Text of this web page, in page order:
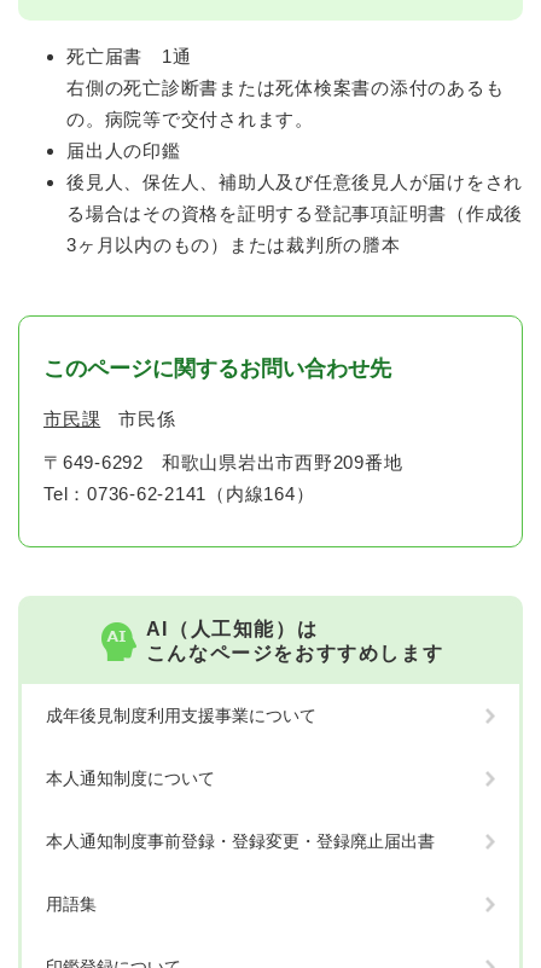
死亡届書 1通
右側の死亡診断書または死体検案書の添付のあるも
の。病院等で交付されます。
届出人の印鑑
後見人、保佐人、補助人及び任意後見人が届けをされ
る場合はその資格を証明する登記事項証明書（作成後
3ヶ月以内のもの）または裁判所の謄本
このページに関するお問い合わせ先
市民課 市民係
〒649-6292
和歌山県岩出市西野209番地
Tel：0736-62-2141（内線164）
AI（人工知能）は
こんなページをおすすめします
成年後見制度利用支援事業について
本人通知制度について
本人通知制度事前登録・登録変更・登録廃止届出書
用語集